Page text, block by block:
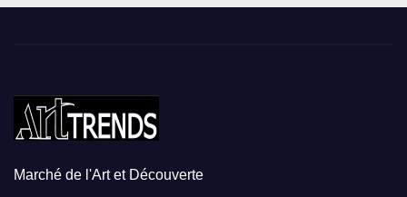
Marché de l'Art et Découverte